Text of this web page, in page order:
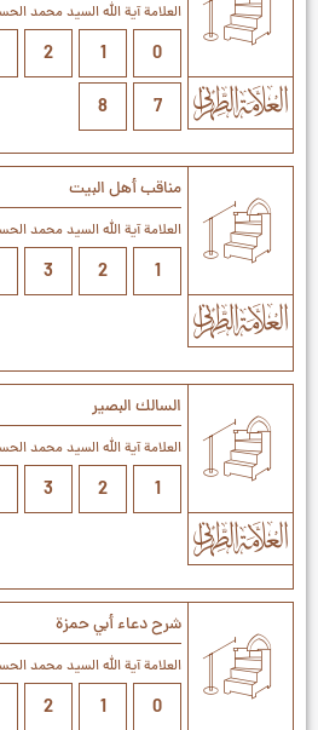
العلامة آیة الله السيد محمد
0
1
2
7
8
مناقب أهل البيت
العلامة آیة الله السيد محمد
1
2
3
السالك البصير
العلامة آیة الله السيد محمد
1
2
3
شرح دعاء أبي حمزة
العلامة آیة الله السيد محمد
0
1
2